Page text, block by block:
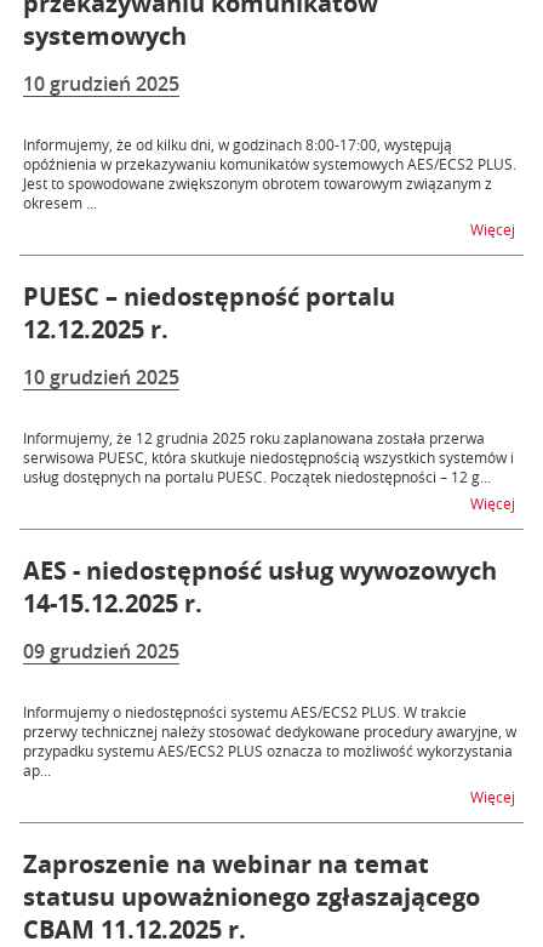
systemowych
10 grudzień 2025
Informujemy, że od kilku dni, w godzinach 8:00-17:00, występują
opóźnienia w przekazywaniu komunikatów systemowych AES/ECS2 PLUS.
Jest to spowodowane zwiększonym obrotem towarowym związanym z
okresem ...
Więcej
PUESC – niedostępność portalu
12.12.2025 r.
10 grudzień 2025
Informujemy, że 12 grudnia 2025 roku zaplanowana została przerwa
serwisowa PUESC, która skutkuje niedostępnością wszystkich systemów i
usług dostępnych na portalu PUESC. Początek niedostępności – 12 g...
Więcej
AES - niedostępność usług wywozowych
14-15.12.2025 r.
09 grudzień 2025
Informujemy o niedostępności systemu AES/ECS2 PLUS. W trakcie
przerwy technicznej należy stosować dedykowane procedury awaryjne, w
przypadku systemu AES/ECS2 PLUS oznacza to możliwość wykorzystania
ap...
Więcej
Zaproszenie na webinar na temat
statusu upoważnionego zgłaszającego
CBAM 11.12.2025 r.